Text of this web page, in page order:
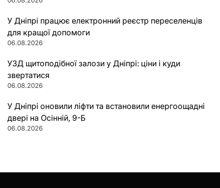
У Дніпрі працює електронний реєстр переселенців
для кращої допомоги
06.08.2026
УЗД щитоподібної залози у Дніпрі: ціни і куди
звертатися
06.08.2026
У Дніпрі оновили ліфти та встановили енергоощадні
двері на Осінній, 9-Б
06.08.2026